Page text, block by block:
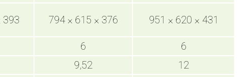
393 794 × 615 × 376 951 × 620 × 431
6
6
9,52
12